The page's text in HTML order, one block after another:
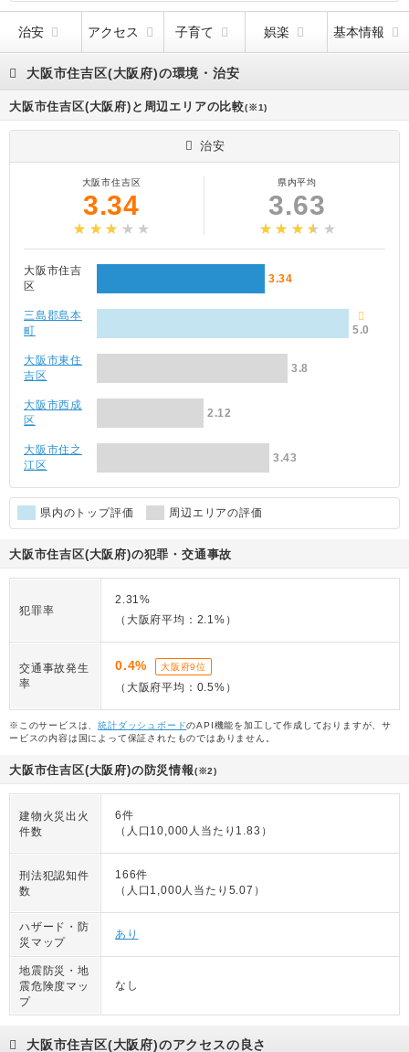
治安 アクセス 子育て 娯楽 基本情報
大阪市住吉区(大阪府)の環境・治安
大阪市住吉区(大阪府)と周辺エリアの比較(※1)
治安
大阪市住吉区
3.34
県内平均
3.63
大阪市住吉
区
3.34
三島郡島本
町
5.0
大阪市東住
吉区
3.8
大阪市西成
区
2.12
大阪市住之
江区
3.43
県内のトップ評価 周辺エリアの評価
大阪市住吉区(大阪府)の犯罪・交通事故
犯罪率
2.31%
（大阪府平均：2.1%）
交通事故発生
率
0.4% 大阪府9位
（大阪府平均：0.5%）
※このサービスは、統計ダッシュボードのAPI機能を加工して作成しておりますが、サ
ービスの内容は国によって保証されたものではありません。
大阪市住吉区(大阪府)の防災情報(※2)
建物火災出火
件数
6件
（人口10,000人当たり1.83）
刑法犯認知件
数
166件
（人口1,000人当たり5.07）
ハザード・防
災マップ
あり
地震防災・地
震危険度マッ
プ
なし
大阪市住吉区(大阪府)のアクセスの良さ